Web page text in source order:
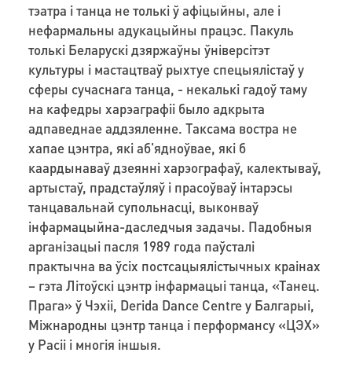
тэатра і танца не толькі ў афіцыйны, але і
нефармальны адукацыйны працэс. Пакуль
толькі Беларускі дзяржаўны ўніверсітэт
культуры і мастацтваў рыхтуе спецыялістаў у
сферы сучаснага танца, - некалькі гадоў таму
на кафедры харэаграфіі было адкрыта
адпаведнае аддзяленне. Таксама востра не
хапае цэнтра, які аб'ядноўвае, які б
каардынаваў дзеянні харэографаў, калектываў,
артыстаў, прадстаўляў і прасоўваў інтарэсы
танцавальнай супольнасці, выконваў
інфармацыйна-даследчыя задачы. Падобныя
арганізацыі пасля 1989 года паўсталі
практычна ва ўсіх постсацыялістычных краінах
– гэта Літоўскі цэнтр інфармацыі танца, «Танец.
Прага» ў Чэхіі, Derida Dance Centre у Балгарыі,
Міжнародны цэнтр танца і перформансу «ЦЭХ»
у Расіі і многія іншыя.